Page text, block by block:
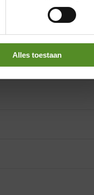
Alles toestaan